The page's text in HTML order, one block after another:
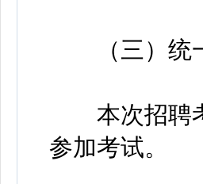
（三）统
本次招聘考
参加考试。